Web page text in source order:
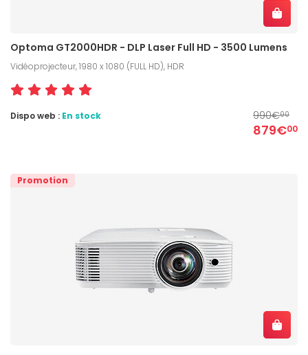
Optoma GT2000HDR - DLP Laser Full HD - 3500 Lumens
Vidéoprojecteur, 1980 x 1080 (FULL HD), HDR
990€00
879€00
Dispo web : En stock
Promotion